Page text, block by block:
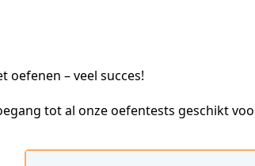
oefenen – veel succes!
tot al onze oefentests geschikt